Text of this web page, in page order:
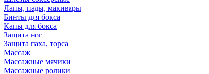
Лапы, пады, макивары
Бинты для бокса
Капы для бокса
Защита ног
Защита паха, торса
Массаж
Массажные мячики
Массажные ролики